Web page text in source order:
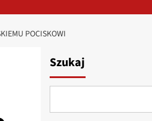
POCISKOWI
Szukaj